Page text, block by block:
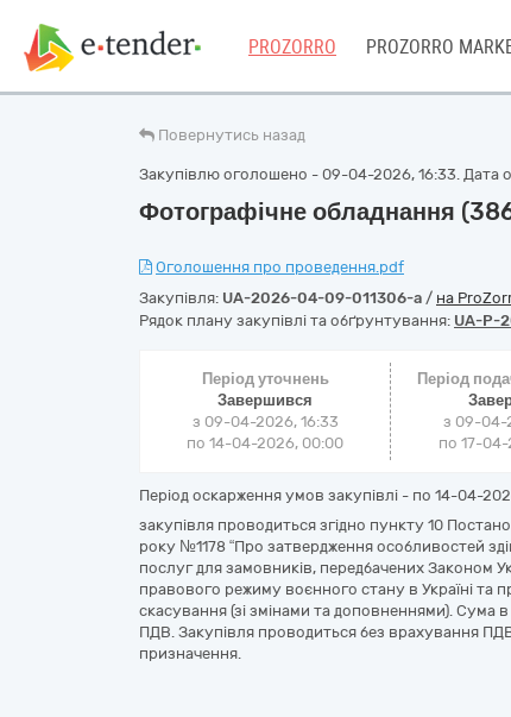
PROZORRO PROZORRO
Повернутись назад
Закупівлю оголошено - 09-04-2026, 16:33. Дата
Фотографічне обладнання
Оголошення про проведення.pdf
Закупівля: UA-2026-04-09-011306-a / на
Рядок плану закупівлі та обґрунтування: UA-P-
Період уточнень
Завершився
з 09-04-2026, 16:33
по 14-04-2026, 00:00
Період
з 09-04-
по 17-
Період оскарження умов закупівлі - по 14-04-
закупівля проводиться згідно пункту 10
року №1178 “Про затвердження особливостей
послуг для замовників, передбачених Законом
правового режиму воєнного стану в Україні та
скасування (зі змінами та доповненнями). Сума
ПДВ. Закупівля проводиться без врахування
призначення.